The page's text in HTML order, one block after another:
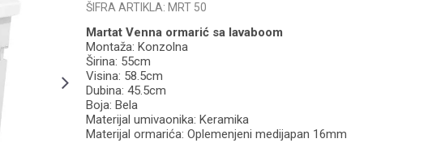
ŠIFRA ARTIKLA: MRT 50
Martat Venna ormarić sa lavaboom
Montaža: Konzolna
Širina: 55cm
Visina: 58.5cm
Dubina: 45.5cm
Boja: Bela
Materijal umivaonika: Keramika
Materijal ormarića: Oplemenjeni medijapan 16mm